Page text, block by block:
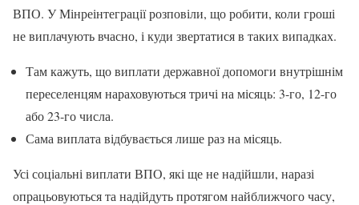
ВПО. У Мінреінтеграції розповіли, що робити, коли гроші
не виплачують вчасно, і куди звертатися в таких випадках.
Там кажуть, що виплати державної допомоги внутрішнім
переселенцям нараховуються тричі на місяць: 3-го, 12-го
або 23-го числа.
Сама виплата відбувається лише раз на місяць.
Усі соціальні виплати ВПО, які ще не надійшли, наразі
опрацьовуються та надійдуть протягом найближчого часу,